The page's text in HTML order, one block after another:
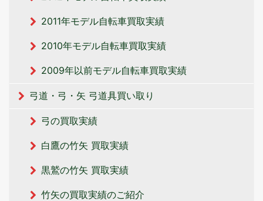
2011年モデル自転車買取実績
2010年モデル自転車買取実績
2009年以前モデル自転車買取実績
弓道・弓・矢 弓道具買い取り
弓の買取実績
白鷹の竹矢 買取実績
黒鷲の竹矢 買取実績
竹矢の買取実績のご紹介